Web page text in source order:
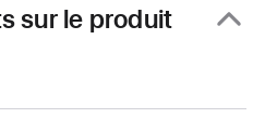
sur le produit